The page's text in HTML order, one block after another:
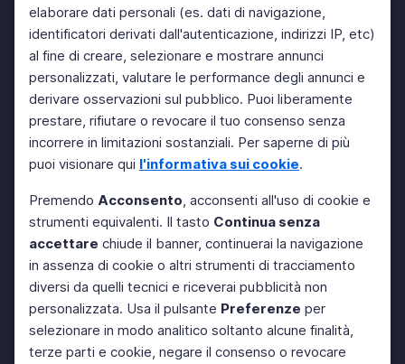
elaborare dati personali (es. dati di navigazione,
identificatori derivati dall'autenticazione, indirizzi IP, etc)
al fine di creare, selezionare e mostrare annunci
personalizzati, valutare le performance degli annunci e
derivare osservazioni sul pubblico. Puoi liberamente
prestare, rifiutare o revocare il tuo consenso senza
incorrere in limitazioni sostanziali. Per saperne di più
puoi visionare qui l'informativa sui cookie.
Premendo Acconsento, acconsenti all'uso di cookie e
strumenti equivalenti. Il tasto Continua senza
accettare chiude il banner, continuerai la navigazione
in assenza di cookie o altri strumenti di tracciamento
diversi da quelli tecnici e riceverai pubblicità non
personalizzata. Usa il pulsante Preferenze per
selezionare in modo analitico soltanto alcune finalità,
terze parti e cookie, negare il consenso o revocare